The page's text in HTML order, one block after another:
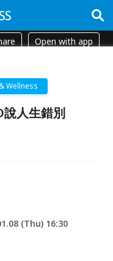
Open with app
Wellness
說人生錯別
(Thu) 16:30